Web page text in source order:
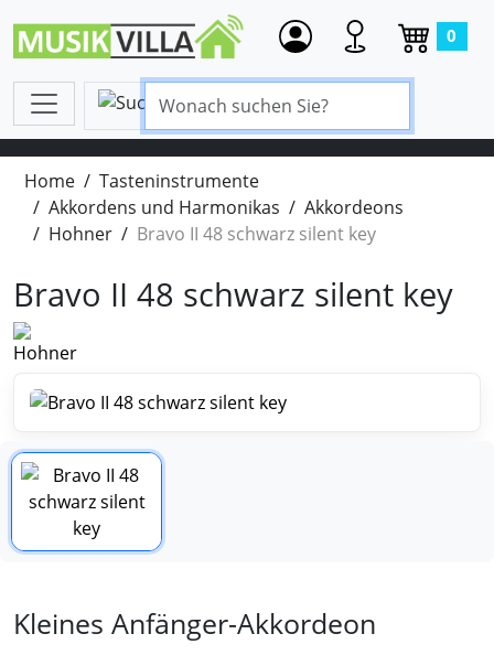
0
Home
Tasteninstrumente
Akkordens und Harmonikas
Akkordeons
Hohner
Bravo II 48 schwarz silent key
Bravo II 48 schwarz silent key
Kleines Anfänger-Akkordeon